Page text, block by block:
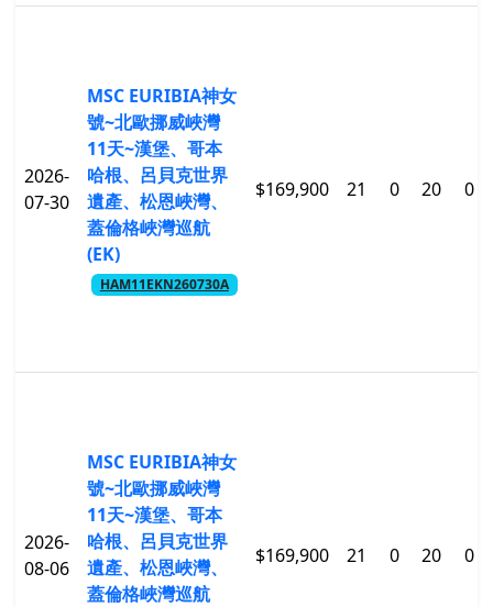
2026-
07-30
MSC EURIBIA神女
號~北歐挪威峽灣
11天~漢堡、哥本
哈根、呂貝克世界
遺產、松恩峽灣、
蓋倫格峽灣巡航
(EK)
HAM11EKN260730A
$169,900 21 0 20 0
2026-
08-06
MSC EURIBIA神女
號~北歐挪威峽灣
11天~漢堡、哥本
哈根、呂貝克世界
遺產、松恩峽灣、
蓋倫格峽灣巡航
$169,900 21 0 20 0